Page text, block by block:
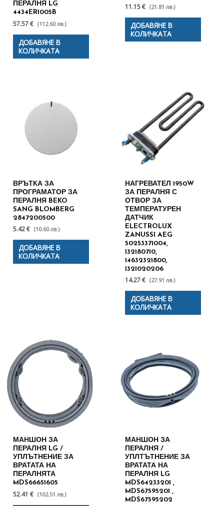
ПЕРАЛНЯ LG
4434ER1005B
57.57 € (112.60 лв.)
ДОБАВЯНЕ В
КОЛИЧКАТА
11.15 € (21.81 лв.)
ДОБАВЯНЕ В
КОЛИЧКАТА
ВРЪТКА ЗА
ПРОГРАМАТОР ЗА
ПЕРАЛНЯ BEKO
SANG BLOMBERG
2847200500
5.42 € (10.60 лв.)
ДОБАВЯНЕ В
КОЛИЧКАТА
НАГРЕВАТЕЛ 1950W
ЗА ПЕРАЛНЯ С
ОТВОР ЗА
ТЕМПЕРАТУРЕН
ДАТЧИК
ELECTROLUX
ZANUSSI AEG
50253371004,
132180710,
14632321800,
1321020206
14.27 € (27.91 лв.)
ДОБАВЯНЕ В
КОЛИЧКАТА
МАНШОН ЗА
ПЕРАЛНЯ LG /
УПЛЪТНЕНИЕ ЗА
ВРАТАТА НА
ПЕРАЛНЯТА
MDS66651605
52.41 € (102.51 лв.)
МАНШОН ЗА
ПЕРАЛНЯ /
УПЛТЪТНЕНИЕ ЗА
ВРАТАТА НА
ПЕРАЛНЯ LG
MDS64233201 ,
MDS67595201 ,
MDS67595202